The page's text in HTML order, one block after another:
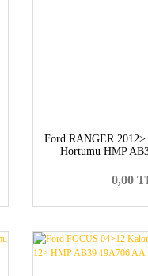
Ford RANGER 2012>
Hortumu HMP
0,00